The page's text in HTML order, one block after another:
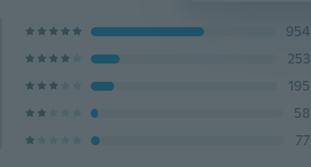
954
253
195
58
77